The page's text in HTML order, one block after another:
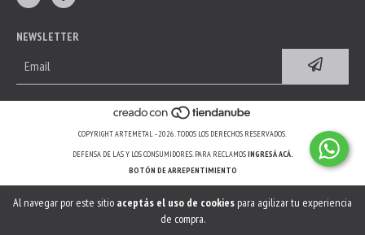
Al navegar por este sitio aceptás el uso de cookies para agilizar tu experiencia
de compra.
NEWSLETTER
COPYRIGHT ARTEMETAL - 2026. TODOS LOS DERECHOS RESERVADOS.
DEFENSA DE LAS Y LOS CONSUMIDORES. PARA RECLAMOSINGRESÁ ACÁ.
BOTÓN DE ARREPENTIMIENTO